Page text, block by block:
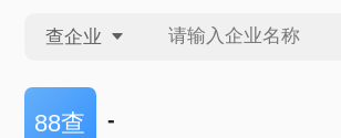
查企业
查企业
88查 -